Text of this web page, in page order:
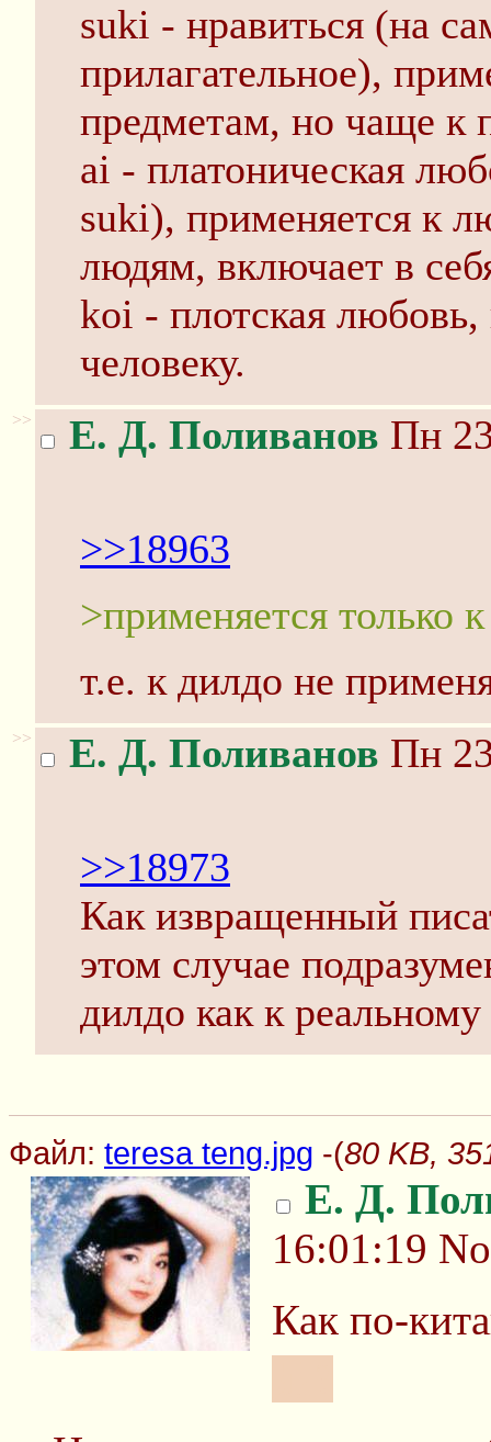
suki - нравиться (на
прилагательное),
предметам, но чаще к
ai - платоническая
suki), применяется к
людям, включает в
koi - плотская любовь,
человеку.
>> Е. Д. Поливанов Пн
>>18963
>применяется только
т.е. к дилдо не
>> Е. Д. Поливанов Пн
>>18973
Как извращенный
этом случае
дилдо как к реальному
Файл: teresa teng.jpg -(80 KB,
Е. Д.
16:01:19
Как по-